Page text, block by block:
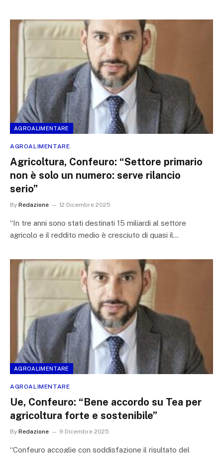
AGROALIMENTARE
AGROALIMENTARE
Agricoltura, Confeuro: “Settore primario
non è solo un numero: serve rilancio
serio”
By Redazione 12 Dicembre 2025
“In tre anni sono stati destinati 15 miliardi al settore
agricolo e il reddito medio è cresciuto di quasi il…
AGROALIMENTARE
AGROALIMENTARE
Ue, Confeuro: “Bene accordo su Tea per
agricoltura forte e sostenibile”
By Redazione 9 Dicembre 2025
“Confeuro accoglie con soddisfazione il risultato del